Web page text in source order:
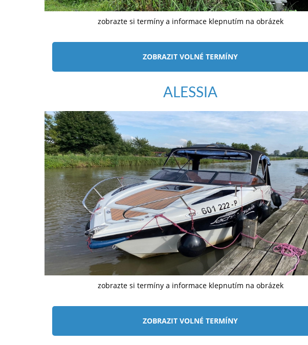
zobrazte si termíny a informace klepnutím na obrázek
ZOBRAZIT VOLNÉ TERMÍNY
ALESSIA
zobrazte si termíny a informace klepnutím na obrázek
ZOBRAZIT VOLNÉ TERMÍNY